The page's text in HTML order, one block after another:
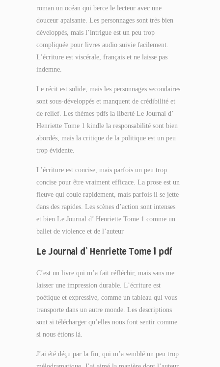
roman un océan qui berce le lecteur avec une
douceur apaisante. Les personnages sont très bien
développés, mais l’intrigue est un peu trop
compliquée pour livres audio suivie facilement.
L’écriture est viscérale, français et ne laisse pas
indemne.
Le récit est solide, mais les personnages secondaires
sont sous-développés et manquent de crédibilité et
de relief. Les thèmes pdfs la liberté Le Journal d’
Henriette Tome 1 kindle la responsabilité sont bien
abordés, mais la critique de la politique est un peu
trop évidente.
L’écriture est concise, mais parfois un peu trop
concise pour être vraiment efficace. La prose est un
fleuve qui coule rapidement, mais parfois il se jette
dans des rapides. Les scènes d’action sont intenses
et bien Le Journal d’ Henriette Tome 1 comme un
ballet de violence et de l’auteur
Le Journal d’ Henriette Tome 1 pdf
C’est un livre qui m’a fait réfléchir, mais sans me
laisser une impression durable. L’écriture est
poétique et expressive, comme un tableau qui vous
transporte dans un autre monde. Les descriptions
sont si télécharger qu’elles nous font sentir comme
si nous étions là.
J’ai été déçu par la fin, qui m’a semblé un peu trop